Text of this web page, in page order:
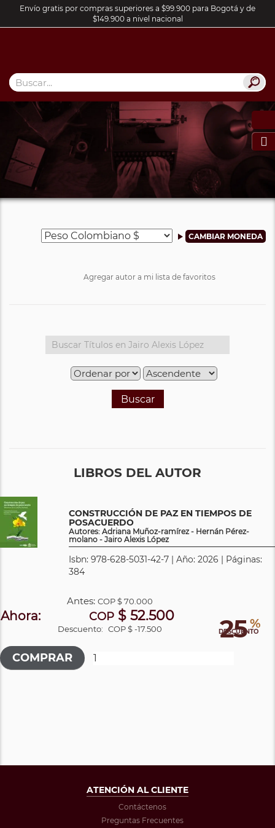
Envío gratis por compras superiores a $99.900 para Bogotá y de
$149.900 a nivel nacional

Agregar autor a mi lista de favoritos
Buscar
LIBROS DEL AUTOR
CONSTRUCCIÓN DE PAZ EN TIEMPOS DE
POSACUERDO
Autores: Adriana Muñoz-ramírez - Hernán Pérez-
molano - Jairo Alexis López
Isbn: 978-628-5031-42-7 | Año: 2026 | Páginas:
384
25 %
DESCUENTO
Antes:COP$ 70.000
Ahora: COP$ 52.500
Descuento: COP $ -17.500
ATENCIÓN AL CLIENTE
Contáctenos
Preguntas Frecuentes